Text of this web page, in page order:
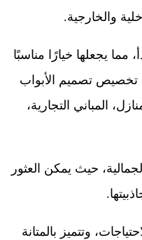
والخارجية.
مما يجعلها خيارًا مناسبًا
تخصيص تصميم الأبواب
المباني التجارية،
حيث يمكن العثور
وتتميز بالمتانة